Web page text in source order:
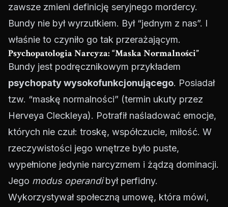
zawsze zmieni definicję seryjnego mordercy.
Bundy nie był wyrzutkiem. Był “jednym z nas”. I
właśnie to czyniło go tak przerażającym.
Psychopatologia Narcyza: “Maska Normalności”
Bundy jest podręcznikowym przykładem
psychopaty wysokofunkcjonującego. Posiadał
tzw. “maskę normalności” (termin ukuty przez
Herveya Cleckleya). Potrafił naśladować emocje,
których nie czuł: troskę, współczucie, miłość. W
rzeczywistości jego wnętrze było puste,
wypełnione jedynie narcyzmem i żądzą dominacji.
Jego modus operandibył perfidny.
Wykorzystywał społeczną umowę, która mówi,